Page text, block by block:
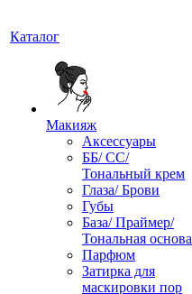
Каталог
Макияж
Аксессуары
ББ/ СС/
Тональный крем
Глаза/ Брови
Губы
База/ Праймер/
Тональная основа
Парфюм
Затирка для
маскировки пор